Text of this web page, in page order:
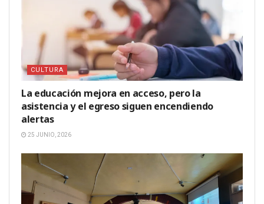
CULTURA
La educación mejora en acceso, pero la
asistencia y el egreso siguen encendiendo
alertas
25 JUNIO, 2026